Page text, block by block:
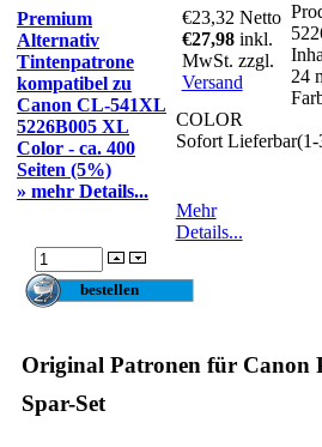
Premium
Alternativ
Tintenpatrone
kompatibel zu
Canon CL-541XL
5226B005 XL
Color - ca. 400
Seiten (5%)
» mehr Details...
€23,32 Netto
€27,98 inkl.
MwSt. zzgl.
Versand
24
COLOR
Sofort Lieferbar(1-
Mehr
Details...
Original Patronen für Canon
Spar-Set